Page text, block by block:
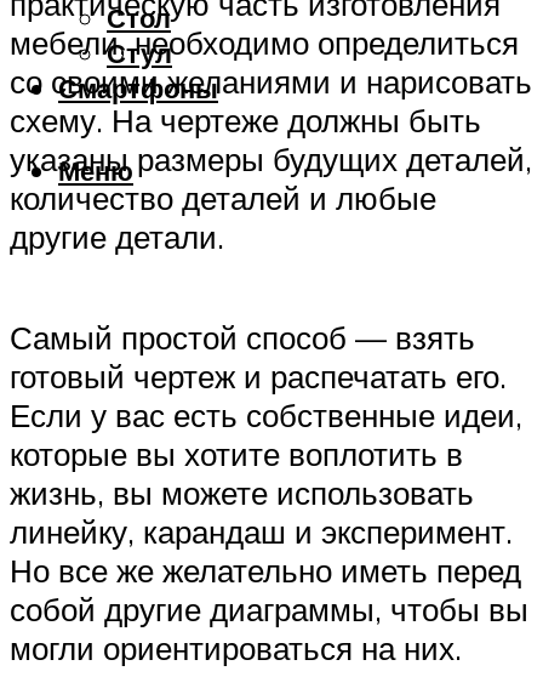
Стол
Стул
Смартфоны
Меню
мебели, необходимо определиться
со своими желаниями и нарисовать
схему. На чертеже должны быть
указаны размеры будущих деталей,
количество деталей и любые
другие детали.
Самый простой способ — взять
готовый чертеж и распечатать его.
Если у вас есть собственные идеи,
которые вы хотите воплотить в
жизнь, вы можете использовать
линейку, карандаш и эксперимент.
Но все же желательно иметь перед
собой другие диаграммы, чтобы вы
могли ориентироваться на них.